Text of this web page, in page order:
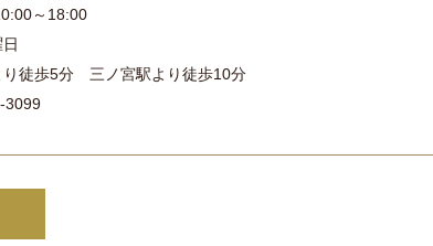
～18:00
り徒歩5分 三ノ宮駅より徒歩10分
3099